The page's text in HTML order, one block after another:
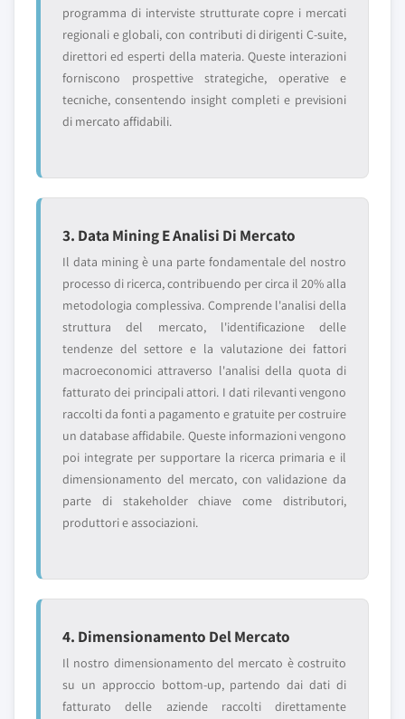
programma di interviste strutturate copre i mercati
regionali e globali, con contributi di dirigenti C-suite,
direttori ed esperti della materia. Queste interazioni
forniscono prospettive strategiche, operative e
tecniche, consentendo insight completi e previsioni
di mercato affidabili.
3. Data Mining E Analisi Di Mercato
Il data mining è una parte fondamentale del nostro
processo di ricerca, contribuendo per circa il 20% alla
metodologia complessiva. Comprende l'analisi della
struttura del mercato, l'identificazione delle
tendenze del settore e la valutazione dei fattori
macroeconomici attraverso l'analisi della quota di
fatturato dei principali attori. I dati rilevanti vengono
raccolti da fonti a pagamento e gratuite per costruire
un database affidabile. Queste informazioni vengono
poi integrate per supportare la ricerca primaria e il
dimensionamento del mercato, con validazione da
parte di stakeholder chiave come distributori,
produttori e associazioni.
4. Dimensionamento Del Mercato
Il nostro dimensionamento del mercato è costruito
su un approccio bottom-up, partendo dai dati di
fatturato delle aziende raccolti direttamente